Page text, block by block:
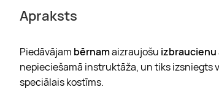
Apraksts
Piedāvājam bērnamaizraujošu izbraucienu
nepieciešamā instruktāža, un tiks izsniegts
speciālais kostīms.